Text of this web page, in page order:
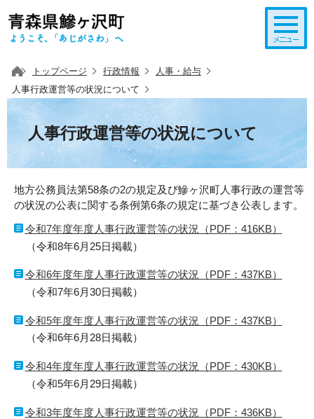
トップページ 行政情報
人事・給与
人事行政運営等の状況について
人事行政運営等の状況について
地方公務員法第58条の2の規定及び鰺ヶ沢町人事行政の運営等
の状況の公表に関する条例第6条の規定に基づき公表します。
令和7年度年度人事行政運営等の状況（PDF：416KB）
（令和8年6月25日掲載）
令和6年度年度人事行政運営等の状況（PDF：437KB）
（令和7年6月30日掲載）
令和5年度年度人事行政運営等の状況（PDF：437KB）
（令和6年6月28日掲載）
令和4年度年度人事行政運営等の状況（PDF：430KB）
（令和5年6月29日掲載）
令和3年度年度人事行政運営等の状況（PDF：436KB）